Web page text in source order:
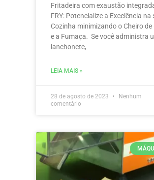
Fritadeira com exaustão
FRY: Potencialize a Excelência na
Cozinha minimizando o Cheiro de
e a Fumaça. Se você administra
lanchonete,
LEIA MAIS »
28 de agosto de 2023
Nenhum
comentário